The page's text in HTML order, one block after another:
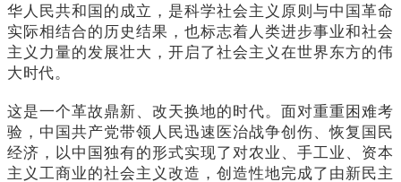
华人民共和国的成立，是科学社会主义原则与中国革命
实际相结合的历史结果，也标志着人类进步事业和社会
主义力量的发展壮大，开启了社会主义在世界东方的伟
大时代。
这是一个革故鼎新、改天换地的时代。面对重重困难考
验，中国共产党带领人民迅速医治战争创伤、恢复国民
经济，以中国独有的形式实现了对农业、手工业、资本
主义工商业的社会主义改造，创造性地完成了由新民主